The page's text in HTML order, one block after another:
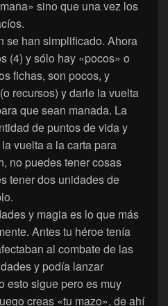
sino que una vez los
se han simplificado. Ahora
(4) y sólo hay «pocos» o
fichas, son pocos, y
recursos) y darle la vuelta
que sean manada. La
de puntos de vida y
vuelta a la carta para
no puedes tener cosas
tener dos unidades de
y magia es lo que más
Antes tu héroe tenía
al combate de las
y podía lanzar
esto sigue pero es muy
creas «tu mazo», de ahí